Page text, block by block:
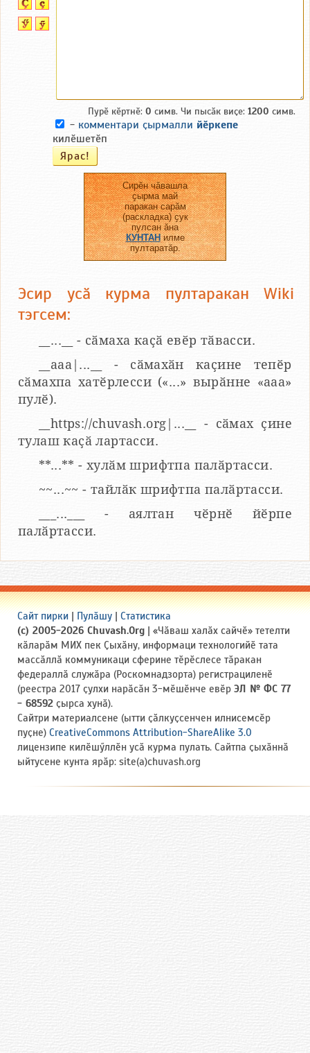
Пурӗ кӗртнӗ: 0 симв. Чи пысӑк виҫе: 1200 симв.
- комментари ҫырмалли йӗркепе
килӗшетӗп
Сирӗн чӑвашла
ҫырма май
паракан сарӑм
(раскладка) ҫук
пулсан ӑна
КУНТАНилме
пултаратӑр.
Эсир усӑ курма пултаракан Wiki
тэгсем:
__...__ - сӑмаха каҫӑ евӗр тӑвасси.
__aaa|...__ - сӑмахӑн каҫине тепӗр
сӑмахпа хатӗрлесси («...» вырӑнне «ааа»
пулӗ).
__https://chuvash.org|...__ - сӑмах ҫине
тулаш каҫӑ лартасси.
**...** - хулӑм шрифтпа палӑртасси.
~~...~~ - тайлӑк шрифтпа палӑртасси.
___...___ - аялтан чӗрнӗ йӗрпе
палӑртасси.
Сайт пирки | Пулӑшу | Статистика
(c) 2005-2026 Chuvash.Org | «Чӑваш халӑх сайчӗ» тетелти
кӑларӑм МИХ пек Ҫыхӑну, информаци технологийӗ тата
массӑллӑ коммуникаци сферине тӗрӗслесе тӑракан
федераллӑ служӑра (Роскомнадзорта) регистрациленӗ
(реестра 2017 ҫулхи нарӑсӑн 3-мӗшӗнче евӗр ЭЛ № ФС 77
- 68592 ҫырса хунӑ).
Сайтри материалсене (ытти ҫӑлкуҫсенчен илнисемсӗр
пуҫне) CreativeCommons Attribution-ShareAlike 3.0
лицензипе килӗшӳллӗн усӑ курма пулать. Сайтпа ҫыхӑннӑ
ыйтусене кунта ярӑр: site(a)chuvash.org